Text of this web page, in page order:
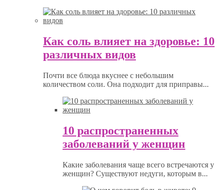
Как соль влияет на здоровье: 10
различных видов
Почти все блюда вкуснее с небольшим
количеством соли. Она подходит для приправы...
10 распространенных
заболеваний у женщин
Какие заболевания чаще всего встречаются у
женщин? Существуют недуги, которым в...